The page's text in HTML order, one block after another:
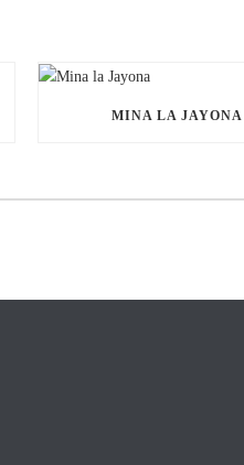
MINA LA JAYONA